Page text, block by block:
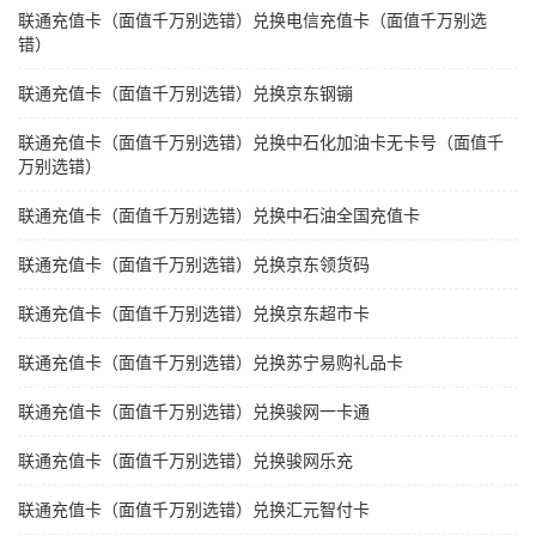
联通充值卡（面值千万别选错）兑换电信充值卡（面值千万别选
错）
联通充值卡（面值千万别选错）兑换京东钢镚
联通充值卡（面值千万别选错）兑换中石化加油卡无卡号（面值千
万别选错）
联通充值卡（面值千万别选错）兑换中石油全国充值卡
联通充值卡（面值千万别选错）兑换京东领货码
联通充值卡（面值千万别选错）兑换京东超市卡
联通充值卡（面值千万别选错）兑换苏宁易购礼品卡
联通充值卡（面值千万别选错）兑换骏网一卡通
联通充值卡（面值千万别选错）兑换骏网乐充
联通充值卡（面值千万别选错）兑换汇元智付卡